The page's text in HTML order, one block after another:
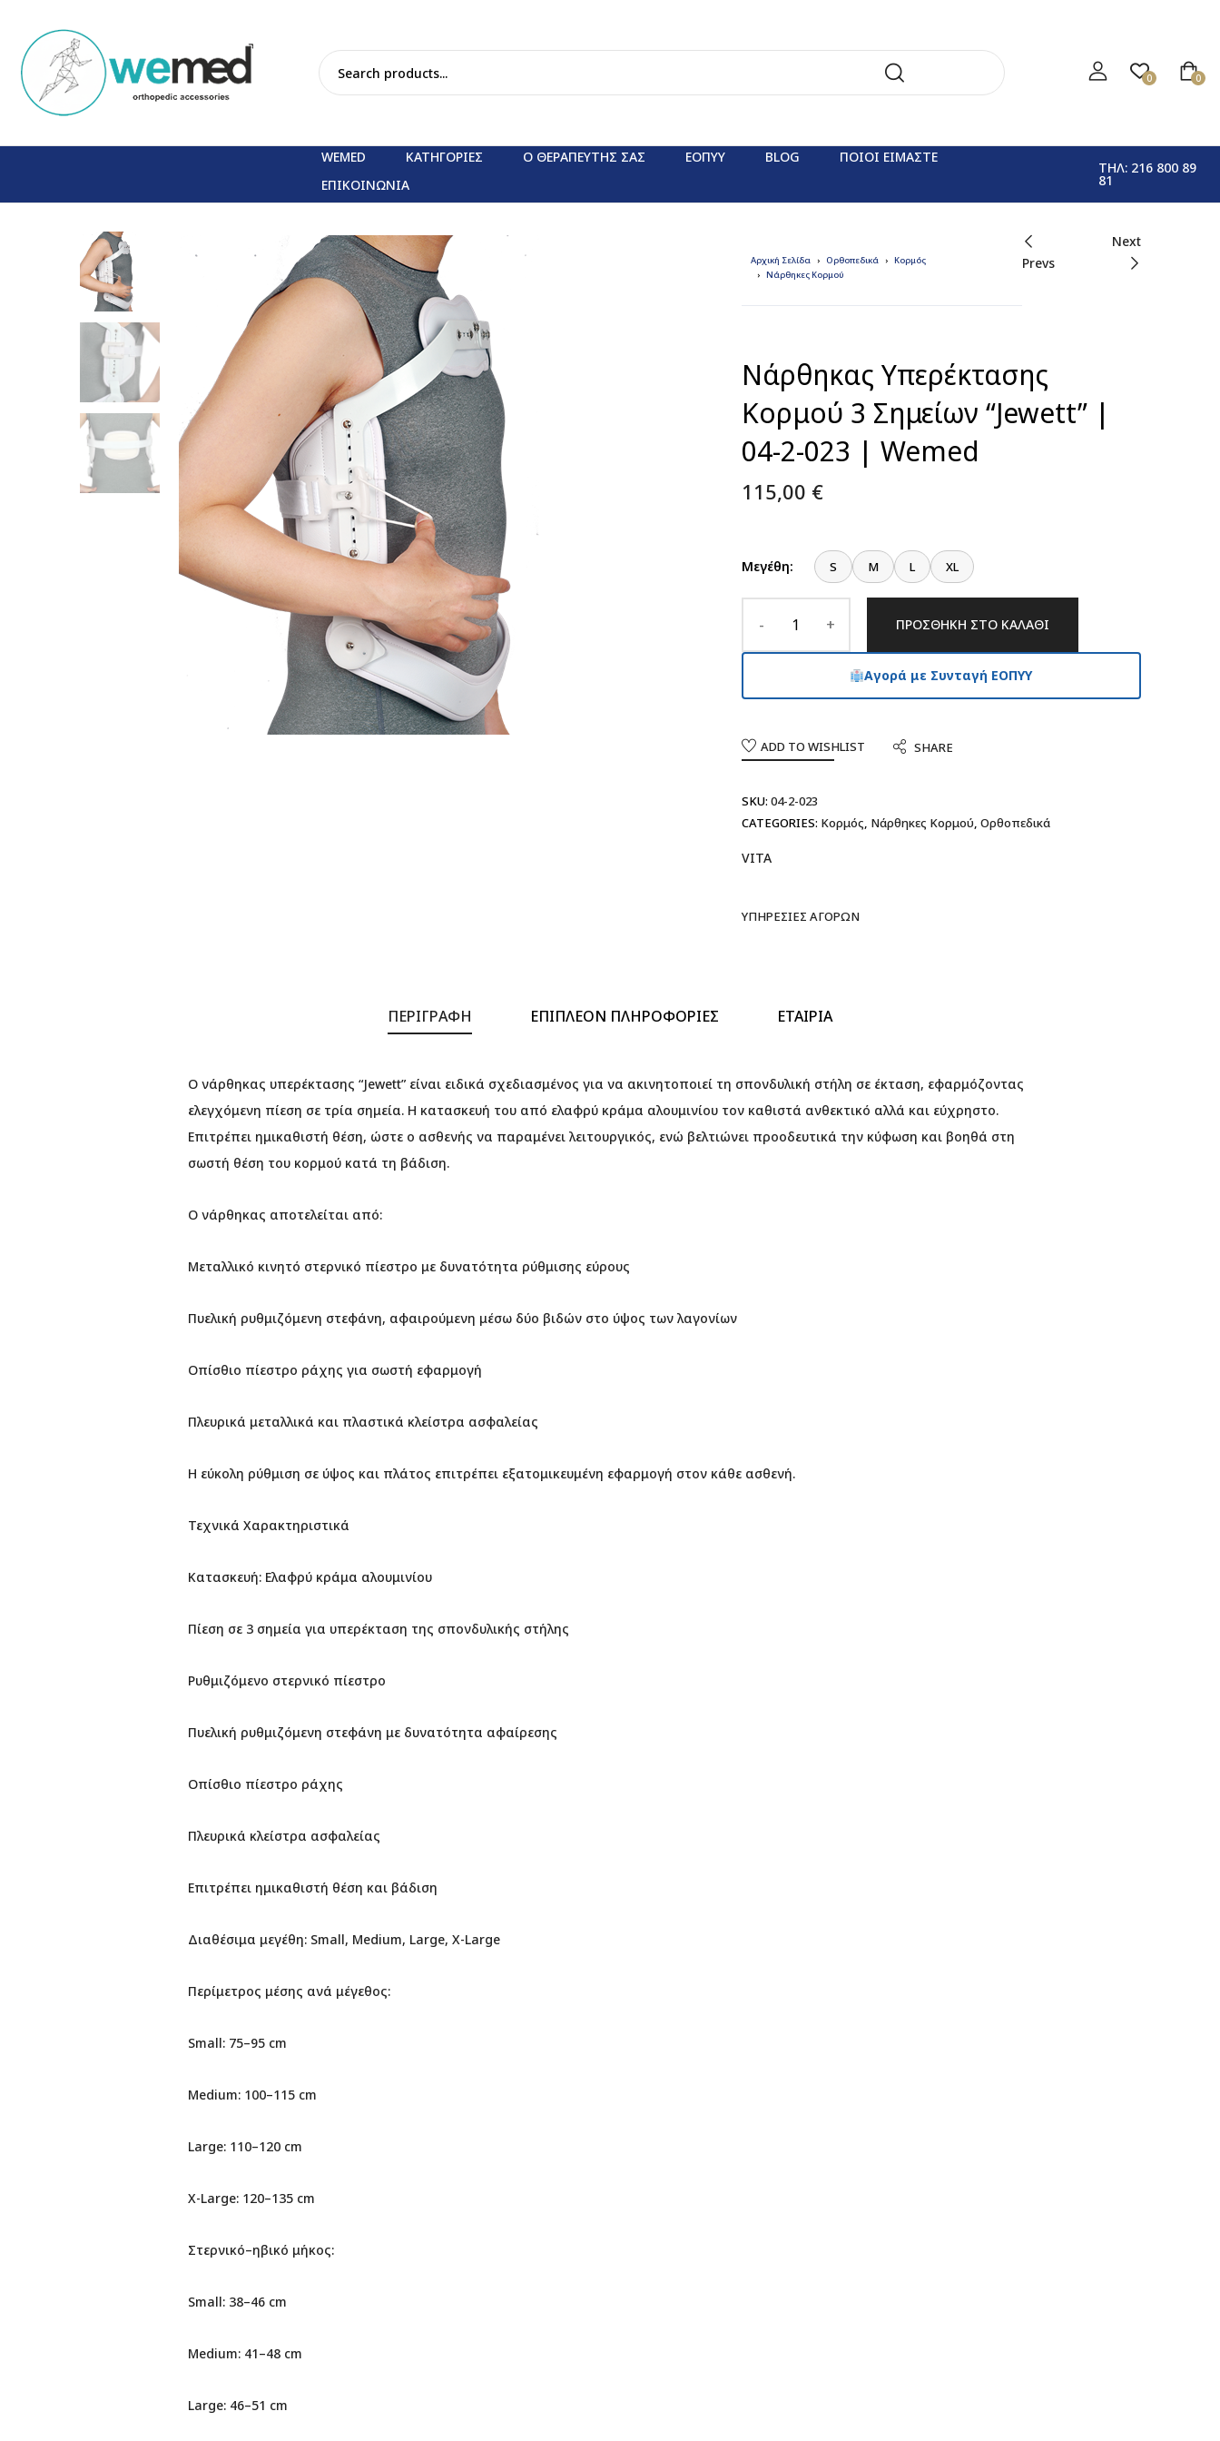
0
0
WEMED ΚΑΤΗΓΟΡΊΕΣ Ο ΘΕΡΑΠΕΥΤΗΣ ΣΑΣ ΕΟΠΥΥ BLOG
ΠΟΙΟΙ ΕΙΜΑΣΤΕ
ΕΠΙΚΟΙΝΩΝΙΑ
ΤΗΛ: 216 800 89
81
Αρχική Σελίδα Ορθοπεδικά
Κορμός
Νάρθηκες Κορμού
Prevs
Next
Νάρθηκας Υπερέκτασης
Κορμού 3 Σημείων “Jewett” |
04-2-023 | Wemed
115,00 €
Μεγέθη: S M L XL
ΠΡΟΣΘΉΚΗ ΣΤΟ ΚΑΛΆΘΙ
Αγορά με Συνταγή ΕΟΠΥΥ
ADD TO WISHLIST SHARE
SKU: 04-2-023
CATEGORIES: Κορμός, Νάρθηκες Κορμού, Ορθοπεδικά
VITA
ΥΠΗΡΕΣΊΕΣ ΑΓΟΡΏΝ
ΠΕΡΙΓΡΑΦΉ ΕΠΙΠΛΈΟΝ ΠΛΗΡΟΦΟΡΊΕΣ ΕΤΑΙΡΊΑ
Ο νάρθηκας υπερέκτασης “Jewett” είναι ειδικά σχεδιασμένος για να ακινητοποιεί τη σπονδυλική στήλη σε έκταση, εφαρμόζοντας
ελεγχόμενη πίεση σε τρία σημεία. Η κατασκευή του από ελαφρύ κράμα αλουμινίου τον καθιστά ανθεκτικό αλλά και εύχρηστο.
Επιτρέπει ημικαθιστή θέση, ώστε ο ασθενής να παραμένει λειτουργικός, ενώ βελτιώνει προοδευτικά την κύφωση και βοηθά στη
σωστή θέση του κορμού κατά τη βάδιση.
Ο νάρθηκας αποτελείται από:
Μεταλλικό κινητό στερνικό πίεστρο με δυνατότητα ρύθμισης εύρους
Πυελική ρυθμιζόμενη στεφάνη, αφαιρούμενη μέσω δύο βιδών στο ύψος των λαγονίων
Οπίσθιο πίεστρο ράχης για σωστή εφαρμογή
Πλευρικά μεταλλικά και πλαστικά κλείστρα ασφαλείας
Η εύκολη ρύθμιση σε ύψος και πλάτος επιτρέπει εξατομικευμένη εφαρμογή στον κάθε ασθενή.
Τεχνικά Χαρακτηριστικά
Κατασκευή: Ελαφρύ κράμα αλουμινίου
Πίεση σε 3 σημεία για υπερέκταση της σπονδυλικής στήλης
Ρυθμιζόμενο στερνικό πίεστρο
Πυελική ρυθμιζόμενη στεφάνη με δυνατότητα αφαίρεσης
Οπίσθιο πίεστρο ράχης
Πλευρικά κλείστρα ασφαλείας
Επιτρέπει ημικαθιστή θέση και βάδιση
Διαθέσιμα μεγέθη: Small, Medium, Large, X-Large
Περίμετρος μέσης ανά μέγεθος:
Small: 75–95 cm
Medium: 100–115 cm
Large: 110–120 cm
X-Large: 120–135 cm
Στερνικό–ηβικό μήκος:
Small: 38–46 cm
Medium: 41–48 cm
Large: 46–51 cm